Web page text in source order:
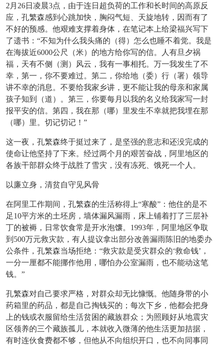
2月26日凌晨3点，由于连日超负荷的工作和长时间的高原反
应，孔繁森感到心跳加快，胸闷气短、天旋地转，因而有了
不好的预感。他艰难支撑着身体，在笔记本上给梁福兴写下
了遗书：“不知为什么我头痛的（得）怎么也睡不着觉。我是
在海拔近6000公尺（米）的地方给你写的信。人有旦夕祸
福，天有不侧（测）风云，我有一事相托。万一我发生了不
幸，第一，你不要难过。第二，你给地（委）行（署）领导
讲不幸的消息。不要给我家乡讲，更不能让我的母亲和家属
孩子知到（道）。第三，你要每月以我的名义给我家写一封
报平安的信。第四，我在那（哪）里发生不幸就把我埋在那
（哪）里。切记切记！”
这一夜，孔繁森终于挺过来了，是坚强的意志和还没完成的
使命让他坚持了下来。经过两个月的艰苦奋战，阿里地区的
各族干部群众终于战胜了雪灾，没有冻死、饿死一个人。
以廉立身，清贫自守见风骨
在阿里工作期间，孔繁森的生活称得上“寒酸”：他住的是不
足10平方米的土坯房，墙体漏风漏雨，床上铺着打了三层补
丁的被褥，日常饮食常是开水泡馕。1993年，阿里地区争取
到500万元救灾款，有人提议拿出部分改善漏雨陈旧的地委办
公条件，孔繁森当场拒绝：“救灾款是受灾群众的‘救命钱’，
一分一厘都不能挪作他用，哪怕办公室漏雨，也不能动这笔
钱。”
孔繁森对自己要求严格，对群众却无比慷慨。他随身带的小
药箱里的药品，都是自己掏钱买的；每次下乡，他都会把身
上的钱或衣服留给生活贫困的藏族群众；为照顾好从地震灾
区领养的三个藏族孤儿，本就收入微薄的他生活更加拮据，
有时连伙食费都不够，但他从不向组织开口，也不向同事同